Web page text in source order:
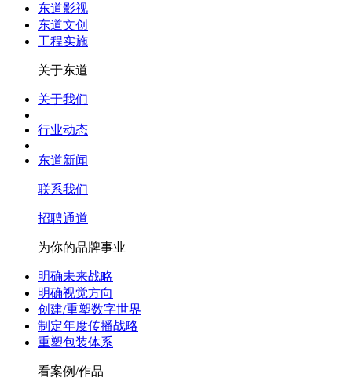
东道影视
东道文创
工程实施
关于东道
关于我们
行业动态
东道新闻
联系我们
招聘通道
为你的品牌事业
明确未来战略
明确视觉方向
创建/重塑数字世界
制定年度传播战略
重塑包装体系
看案例/作品